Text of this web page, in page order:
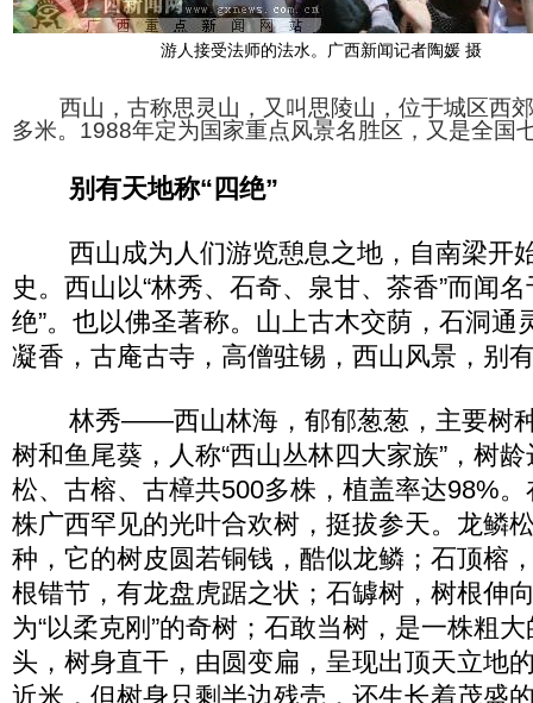
游人接受法师的法水。广西新闻记者陶媛 摄
西山，古称思灵山，又叫思陵山，位于城区西
多米。1988年定为国家重点风景名胜区，又是全国
别有天地称“四绝”
西山成为人们游览憩息之地，自南梁开
史。西山以“林秀、石奇、泉甘、茶香”而闻
绝”。也以佛圣著称。山上古木交荫，石洞通
凝香，古庵古寺，高僧驻锡，西山风景，别
林秀——西山林海，郁郁葱葱，主要树种
树和鱼尾葵，人称“西山丛林四大家族”，树
松、古榕、古樟共500多株，植盖率达98%
株广西罕见的光叶合欢树，挺拔参天。龙鳞
种，它的树皮圆若铜钱，酷似龙鳞；石顶榕
根错节，有龙盘虎踞之状；石罅树，树根伸
为“以柔克刚”的奇树；石敢当树，是一株粗
头，树身直干，由圆变扁，呈现出顶天立地
近米，但树身只剩半边残壳，还生长着茂盛